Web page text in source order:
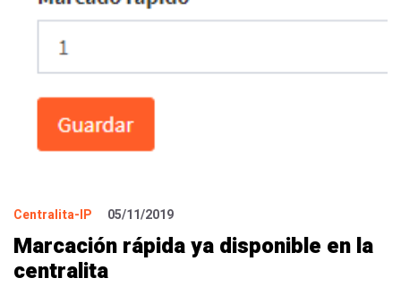
Centralita-IP 05/11/2019
Marcación rápida ya disponible en la
centralita